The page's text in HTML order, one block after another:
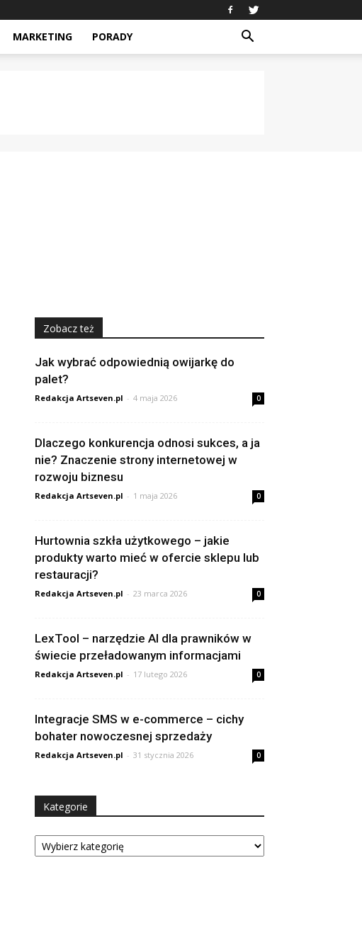
MARKETING PORADY
Zobacz też
Jak wybrać odpowiednią owijarkę do
palet?
Redakcja Artseven.pl - 4 maja 2026 0
Dlaczego konkurencja odnosi sukces, a ja
nie? Znaczenie strony internetowej w
rozwoju biznesu
Redakcja Artseven.pl - 1 maja 2026 0
Hurtownia szkła użytkowego – jakie
produkty warto mieć w ofercie sklepu lub
restauracji?
Redakcja Artseven.pl - 23 marca 2026 0
LexTool – narzędzie AI dla prawników w
świecie przeładowanym informacjami
Redakcja Artseven.pl - 17 lutego 2026 0
Integracje SMS w e-commerce – cichy
bohater nowoczesnej sprzedaży
Redakcja Artseven.pl - 31 stycznia 2026 0
Kategorie
Kategorie